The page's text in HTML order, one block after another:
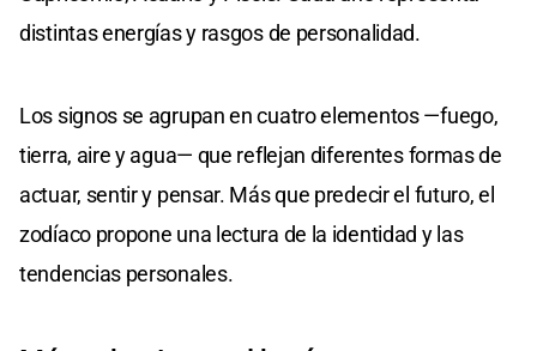
distintas energías y rasgos de personalidad.
Los signos se agrupan en cuatro elementos —fuego,
tierra, aire y agua— que reflejan diferentes formas de
actuar, sentir y pensar. Más que predecir el futuro, el
zodíaco propone una lectura de la identidad y las
tendencias personales.